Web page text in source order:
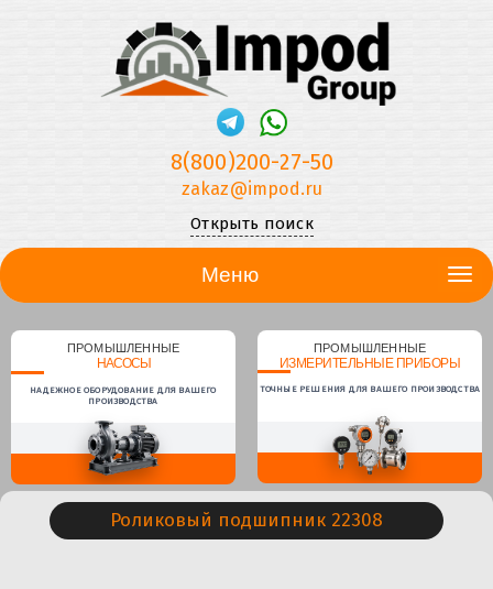
8(800)200-27-50
zakaz@impod.ru
Открыть поиск
Меню
ПРОМЫШЛЕННЫЕ
НАСОСЫ
НАДЕЖНОЕ ОБОРУДОВАНИЕ ДЛЯ ВАШЕГО
ПРОИЗВОДСТВА
ПРОМЫШЛЕННЫЕ
ИЗМЕРИТЕЛЬНЫЕ ПРИБОРЫ
ТОЧНЫЕ РЕШЕНИЯ ДЛЯ ВАШЕГО ПРОИЗВОДСТВА
Роликовый подшипник 22308